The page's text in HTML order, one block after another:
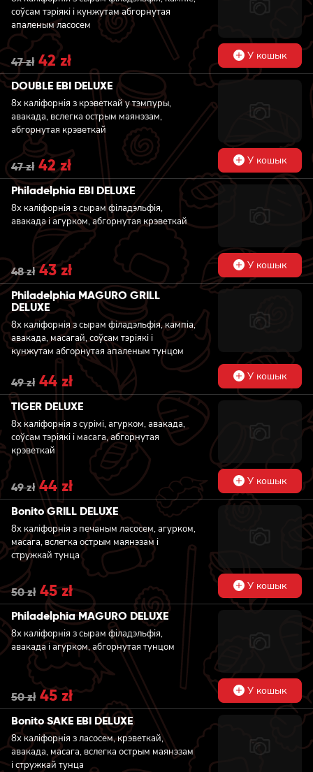
соўсам тэріякі і кунжутам абгорнутая
апаленым ласосем
47zł Original
price
was:
47 zł.
42zł
price
is:
42 zł.
У кошык
DOUBLE EBI DELUXE
8x каліфорнія з крэветкай у тэмпуры,
авакада, вслегка острым маянэзам,
абгорнутая крэветкай
47zł Original
price
was:
47 zł.
42złCurrent
price
is:
42 zł.
У кошык
Philadelphia EBI DELUXE
8x каліфорнія з сырам філадэльфія,
авакада і агурком, абгорнутая крэветкай
48zł Original
price
was:
48 zł.
43zł Current
price
is:
43 zł.
У кошык
Philadelphia MAGURO GRILL
DELUXE
8x каліфорнія з сырам філадэльфія, кампіа,
авакада, масагай, соўсам тэріякі і
кунжутам абгорнутая апаленым тунцом
49zł Original
price
was:
49 zł.
44 zł Current
price
is:
44 zł.
У кошык
TIGER DELUXE
8x каліфорнія з сурімі, агурком, авакада,
соўсам тэріякі і масага, абгорнутая
крэветкай
49zł Original
price
was:
49 zł.
44 zł Current
price
is:
44 zł.
У кошык
Bonito GRILL DELUXE
8x каліфорнія з печаным ласосем, агурком,
масага, вслегка острым маянэзам і
стружкай тунца
50zł Original
price
was:
50 zł.
45złCurrent
price
is:
45 zł.
У кошык
Philadelphia MAGURO DELUXE
8x каліфорнія з сырам філадэльфія,
авакада і агурком, абгорнутая тунцом
50zł Original
price
was:
50 zł.
45złCurrent
price
is:
45 zł.
У кошык
Bonito SAKE EBI DELUXE
8x каліфорнія з ласосем, крэветкай,
авакада, масага, вслегка острым маянэзам
і стружкай тунца